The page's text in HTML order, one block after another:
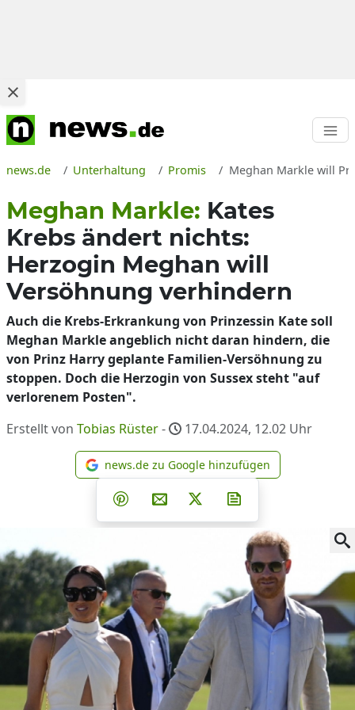
news.de Unterhaltung Promis Meghan Markle will
Meghan Markle: Kates
Krebs ändert nichts:
Herzogin Meghan will
Versöhnung verhindern
Auch die Krebs-Erkrankung von Prinzessin Kate soll
Meghan Markle angeblich nicht daran hindern, die
von Prinz Harry geplante Familien-Versöhnung zu
stoppen. Doch die Herzogin von Sussex steht "auf
verlorenem Posten".
Erstellt von Tobias Rüster- 17.04.2024, 12.02 Uhr
news.de zu Google
news.de zu Google hinzufügen
Teilen auf Facebook
Teilen auf Whatsapp
Teilen auf Telegram
Teilen auf Pinterest
Per E-Mail teilen
Post auf X